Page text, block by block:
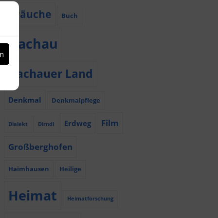
Bräuche Buch
Dachau
Dachauer Land
Denkmal Denkmalpflege
Dialekt Dirndl Erdweg Film
Großberghofen
Haimhausen Heilige
Heimat Heimatforschung